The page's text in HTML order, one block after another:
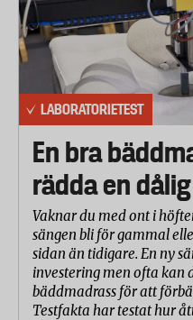
LABORATORIETEST
En bra
rädda en
Vaknar du med ont i
sängen bli för gammal
sidan än tidigare. En ny
investering men ofta kan
bäddmadrass för att
Testfakta har testat hur